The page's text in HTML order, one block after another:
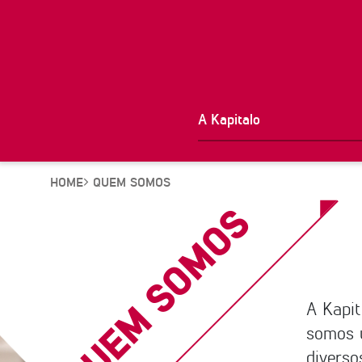
A Kapitalo
HOME QUEM SOMOS
QUEM SOMOS
A
somos